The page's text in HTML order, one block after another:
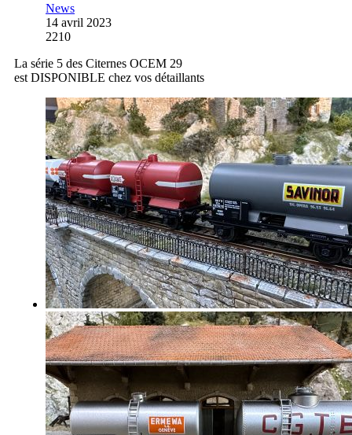
News
14 avril 2023
2210
La série 5 des Citernes OCEM 29
est DISPONIBLE chez vos détaillants